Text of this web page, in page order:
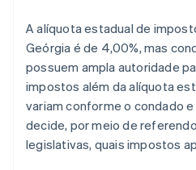
A alíquota estadual de
Geórgia é de 4,00%, mas
possuem ampla autoridade
impostos além da alíquota
variam conforme o condado
decide, por meio de
legislativas, quais impostos